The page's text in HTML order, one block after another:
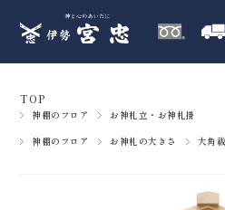
TOP
神棚のフロア お神札立・お神札掛
神棚のフロア お神札の大きさ 大角